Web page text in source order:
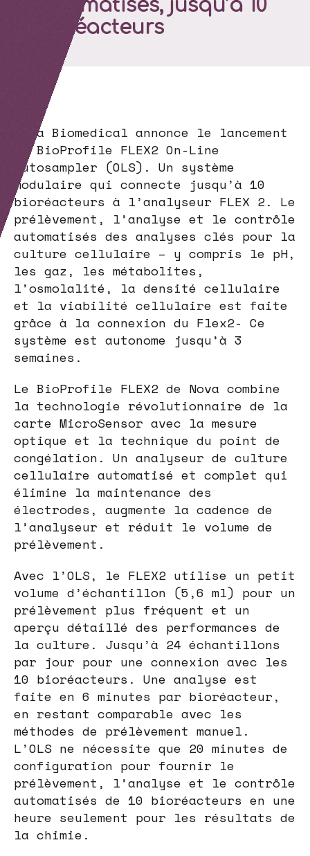
automatisés, jusqu’à 10
bioréacteurs
Nova Biomedical annonce le lancement
du BioProfile FLEX2 On-Line
Autosampler (OLS). Un système
modulaire qui connecte jusqu’à 10
bioréacteurs à l’analyseur FLEX 2. Le
prélèvement, l’analyse et le contrôle
automatisés des analyses clés pour la
culture cellulaire – y compris le pH,
les gaz, les métabolites,
l’osmolalité, la densité cellulaire
et la viabilité cellulaire est faite
grâce à la connexion du Flex2- Ce
système est autonome jusqu’à 3
semaines.
Le BioProfile FLEX2 de Nova combine
la technologie révolutionnaire de la
carte MicroSensor avec la mesure
optique et la technique du point de
congélation. Un analyseur de culture
cellulaire automatisé et complet qui
élimine la maintenance des
électrodes, augmente la cadence de
l’analyseur et réduit le volume de
prélèvement.
Avec l’OLS, le FLEX2 utilise un petit
volume d’échantillon (5,6 ml) pour un
prélèvement plus fréquent et un
aperçu détaillé des performances de
la culture. Jusqu’à 24 échantillons
par jour pour une connexion avec les
10 bioréacteurs. Une analyse est
faite en 6 minutes par bioréacteur,
en restant comparable avec les
méthodes de prélèvement manuel.
L’OLS ne nécessite que 20 minutes de
configuration pour fournir le
prélèvement, l’analyse et le contrôle
automatisés de 10 bioréacteurs en une
heure seulement pour les résultats de
la chimie.